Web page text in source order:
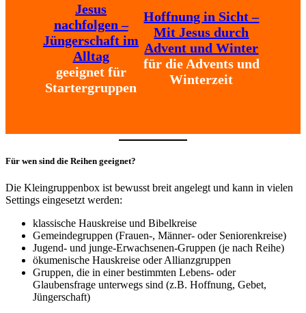
Jesus
nachfolgen –
Jüngerschaft im
Alltag
geeignet für
Startergruppen
Hoffnung in Sicht –
Mit Jesus durch
Advent und Winter
für die Advents und
Winterzeit
Für wen sind die Reihen geeignet?
Die Kleingruppenbox ist bewusst breit angelegt und kann in vielen
Settings eingesetzt werden:
klassische Hauskreise und Bibelkreise
Gemeindegruppen (Frauen-, Männer- oder Seniorenkreise)
Jugend- und junge-Erwachsenen-Gruppen (je nach Reihe)
ökumenische Hauskreise oder Allianzgruppen
Gruppen, die in einer bestimmten Lebens- oder
Glaubensfrage unterwegs sind (z.B. Hoffnung, Gebet,
Jüngerschaft)